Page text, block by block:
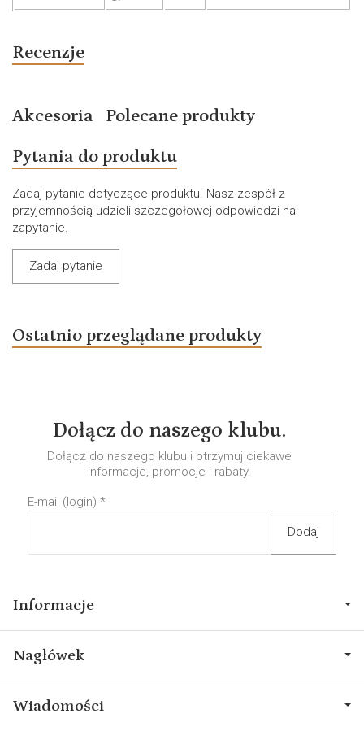
Recenzje
Akcesoria
Polecane produkty
Pytania do produktu
Zadaj pytanie dotyczące produktu. Nasz zespół z
przyjemnością udzieli szczegółowej odpowiedzi na
zapytanie.
Zadaj pytanie
Ostatnio przeglądane produkty
Dołącz do naszego klubu.
Dołącz do naszego klubu i otrzymuj ciekawe
informacje, promocje i rabaty.
E-mail (login) *
Informacje
Nagłówek
Wiadomości